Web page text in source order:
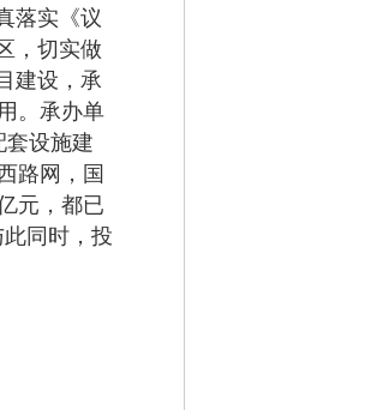
落实《议
，切实做
建设，承
。承办单
套设施建
路网，国
元，都已
同时，投